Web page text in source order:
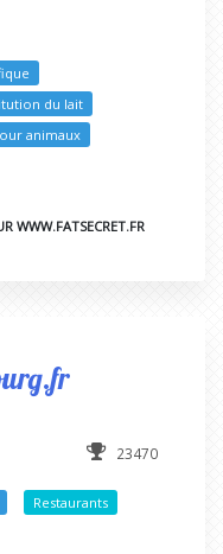
du lait
animaux
WWW.FATSECRET.FR
23470
Restaurants